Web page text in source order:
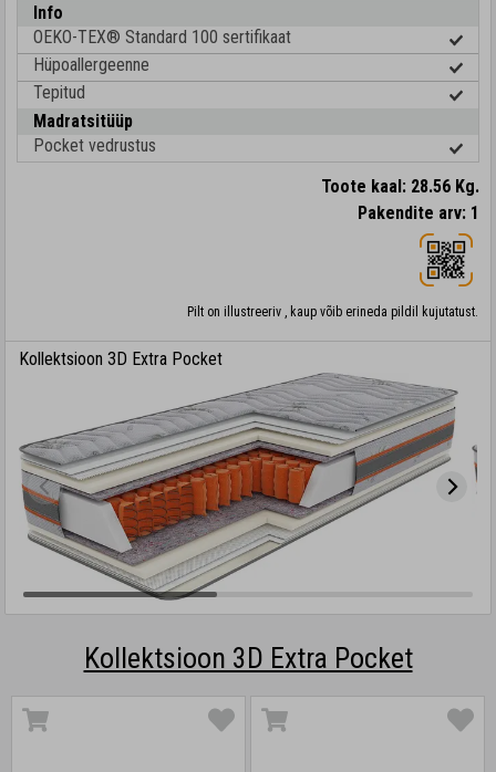
Info
OEKO-TEX® Standard 100 sertifikaat
Hüpoallergeenne
Tepitud
Madratsitüüp
Pocket vedrustus
Toote kaal: 28.56 Kg.
Pakendite arv: 1
Pilt on illustreeriv , kaup võib erineda pildil kujutatust.
Kollektsioon 3D Extra Pocket
Kollektsioon 3D Extra Pocket